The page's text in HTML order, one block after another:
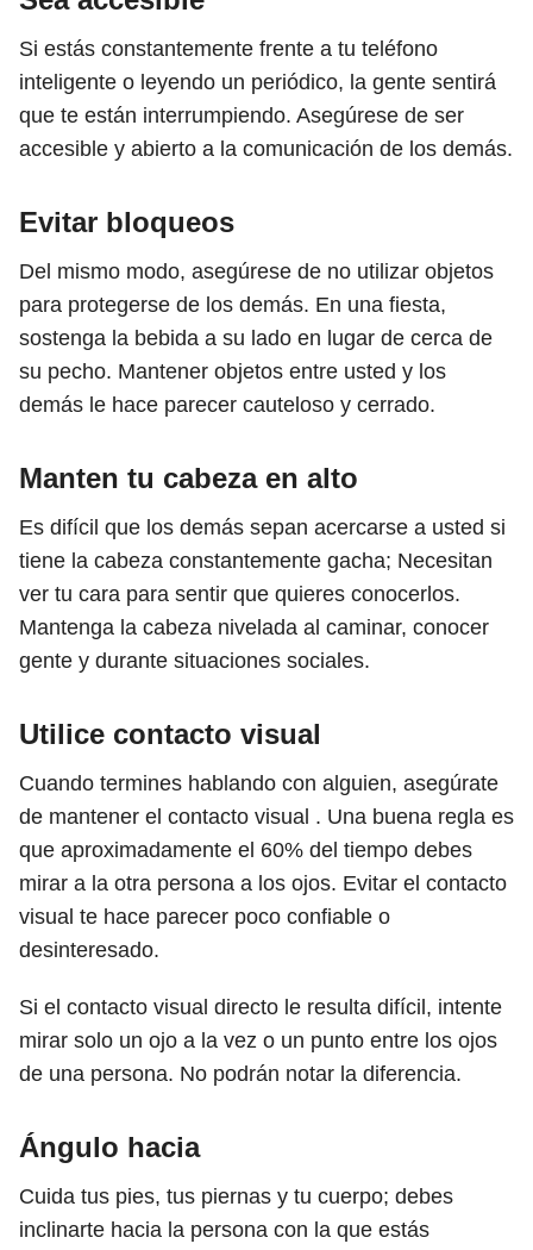
Si estás constantemente frente a tu teléfono
inteligente o leyendo un periódico, la gente sentirá
que te están interrumpiendo. Asegúrese de ser
accesible y abierto a la comunicación de los demás.
Evitar bloqueos
Del mismo modo, asegúrese de no utilizar objetos
para protegerse de los demás. En una fiesta,
sostenga la bebida a su lado en lugar de cerca de
su pecho. Mantener objetos entre usted y los
demás le hace parecer cauteloso y cerrado.
Manten tu cabeza en alto
Es difícil que los demás sepan acercarse a usted si
tiene la cabeza constantemente gacha; Necesitan
ver tu cara para sentir que quieres conocerlos.
Mantenga la cabeza nivelada al caminar, conocer
gente y durante situaciones sociales.
Utilice contacto visual
Cuando termines hablando con alguien, asegúrate
de mantener el contacto visual . Una buena regla es
que aproximadamente el 60% del tiempo debes
mirar a la otra persona a los ojos. Evitar el contacto
visual te hace parecer poco confiable o
desinteresado.
Si el contacto visual directo le resulta difícil, intente
mirar solo un ojo a la vez o un punto entre los ojos
de una persona. No podrán notar la diferencia.
Ángulo hacia
Cuida tus pies, tus piernas y tu cuerpo; debes
inclinarte hacia la persona con la que estás